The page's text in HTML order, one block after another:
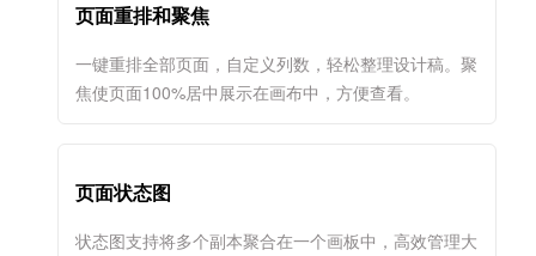
页面重排和聚焦
一键重排全部页面，自定义列数，轻松整理设计稿。聚
焦使页面100%居中展示在画布中，方便查看。
页面状态图
状态图支持将多个副本聚合在一个画板中，高效管理大